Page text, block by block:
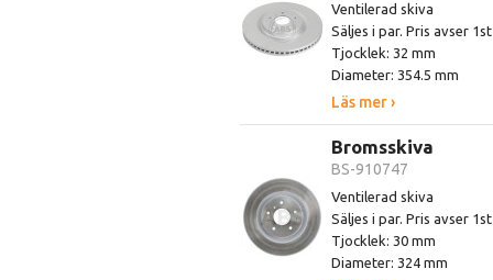
Ventilerad skiva
Säljes i par. Pris avser
Tjocklek: 32 mm
Diameter: 354.5 mm
Läs mer ›
Bromsskiva
BS-910747
Ventilerad skiva
Säljes i par. Pris avser
Tjocklek: 30 mm
Diameter: 324 mm